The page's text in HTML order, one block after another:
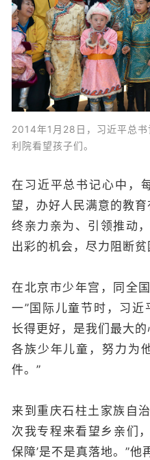
2014年1月28日，习近平总
利院看望孩子们。
在习近平总书记心中，
望，办好人民满意的教
终亲力亲为、引领推动
出彩的机会，尽力阻断贫
在北京市少年宫，同全
一”国际儿童节时，习
长得更好，是我们最大
各族少年儿童，努力为
件。”
来到重庆石柱土家族自
次我专程来看望乡亲们
保障’是不是真落地。”他